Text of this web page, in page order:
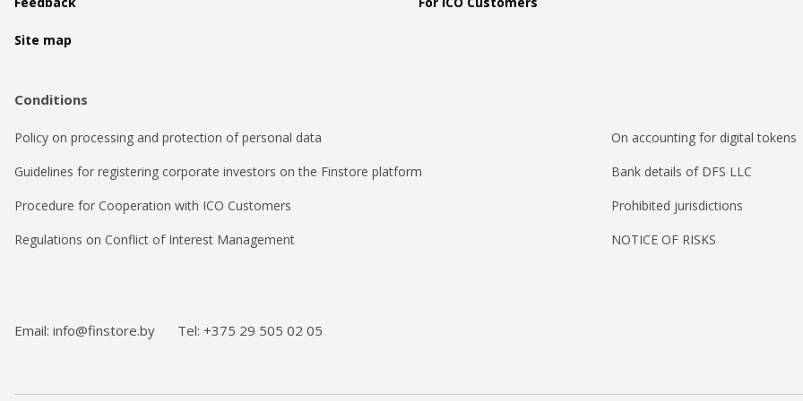
Site map
Conditions
Policy on processing and protection of personal data
On accounting for digital tokens
Guidelines for registering corporate investors on the Finstore platform
Bank details of DFS LLC
Procedure for Cooperation with ICO Customers
Prohibited jurisdictions
Regulations on Conflict of Interest Management
NOTICE OF RISKS
Email: info@finstore.by Tel: +375 29 505 02 05